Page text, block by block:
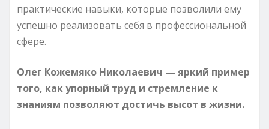
практические навыки, которые позволили ему
успешно реализовать себя в профессиональной
сфере.
Олег Кожемяко Николаевич — яркий пример
того, как упорный труд и стремление к
знаниям позволяют достичь высот в жизни.